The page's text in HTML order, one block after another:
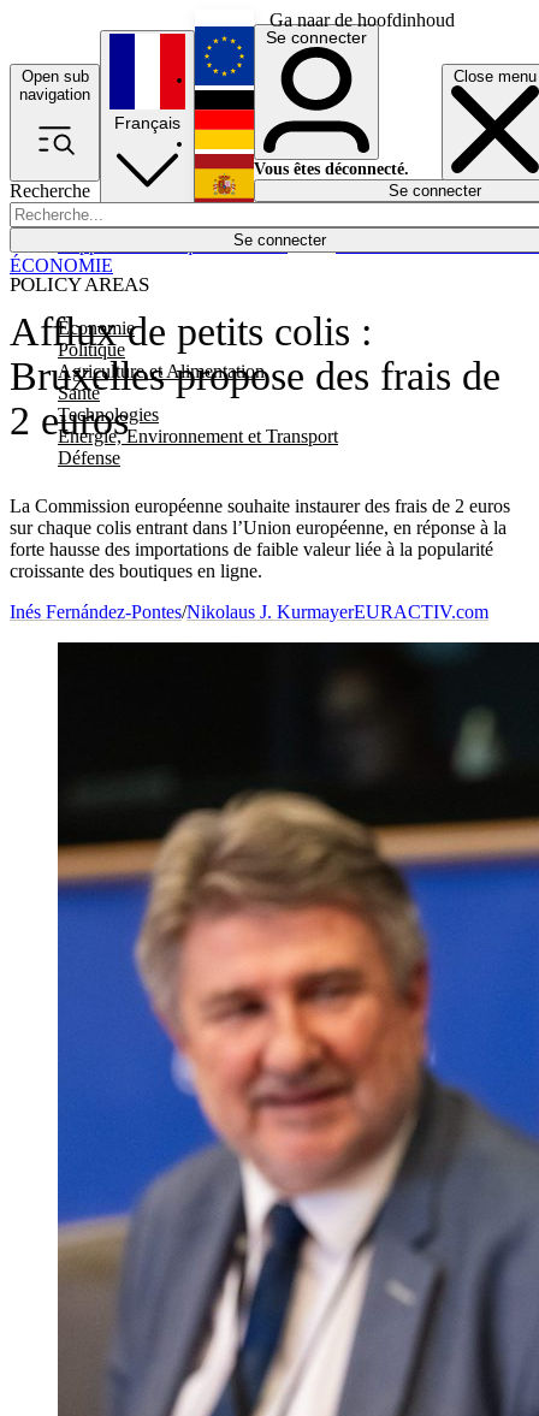
Ga naar de hoofdinhoud
Open sub
navigation
Close menu
Recherche
Se connecter
POLICY AREAS
Economie
Politique
Agriculture et Alimentation
Santé
Technologies
Energie, Environnement et Transport
Défense
Économie
Français
English
Deutsch
Español
Se connecter
Vous êtes déconnecté.
Se connecter
Afflux de petits colis :
Bruxelles propose des frais de
2 euros
La Commission européenne souhaite instaurer des frais de 2 euros
sur chaque colis entrant dans l’Union européenne, en réponse à la
forte hausse des importations de faible valeur liée à la popularité
croissante des boutiques en ligne.
ÉCONOMIE
Inés Fernández-Pontes/Nikolaus J. KurmayerEURACTIV.com